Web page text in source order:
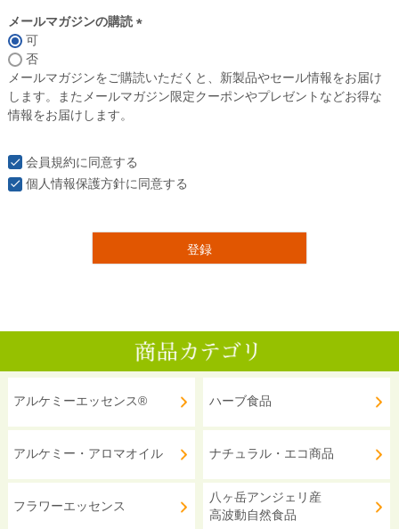
メールマガジンの購読
須
)
可
否
メールマガジンをご購読いただくと、新製品やセール情報をお届け
します。またメールマガジン限定クーポンやプレゼントなどお得な
情報をお届けします。
会員規約に同意する
個人情報保護方針に同意する
登録
アルケミーエッセンス®
アルケミー・アロマオイル
フラワーエッセンス
ハーブ食品
ナチュラル・エコ商品
八ヶ岳アンジェリ産
高波動自然食品